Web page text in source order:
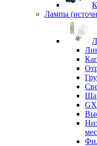
Лампы